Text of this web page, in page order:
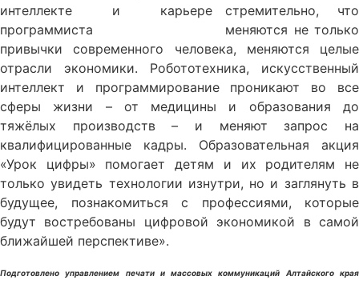
стремительно, что
меняются не только
привычки современного человека, меняются целые
отрасли экономики. Робототехника, искусственный
интеллект и программирование проникают во все
сферы жизни – от медицины и образования до
тяжёлых производств – и меняют запрос на
квалифицированные кадры. Образовательная акция
«Урок цифры» помогает детям и их родителям не
только увидеть технологии изнутри, но и заглянуть в
будущее, познакомиться с профессиями, которые
будут востребованы цифровой экономикой в самой
ближайшей перспективе».
Подготовлено управлением печати и массовых коммуникаций Алтайского края